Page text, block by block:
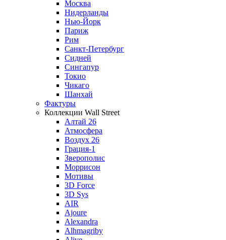
Москва
Нидерланды
Нью-Йорк
Париж
Рим
Санкт-Петербург
Сидней
Сингапур
Токио
Чикаго
Шанхай
Фактуры
Коллекции Wall Street
Алтай 26
Атмосфера
Воздух 26
Грация-1
Зверополис
Моррисон
Мотивы
3D Force
3D Sys
AIR
Ajoure
Alexandra
Alhmagriby